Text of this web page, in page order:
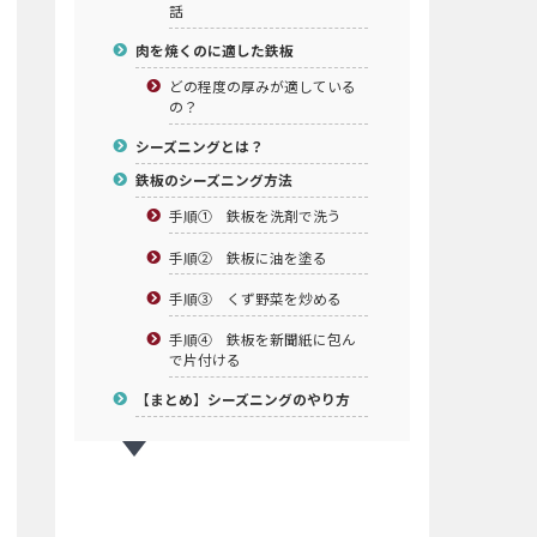
話
肉を焼くのに適した鉄板
どの程度の厚みが適している
の？
シーズニングとは？
鉄板のシーズニング方法
手順① 鉄板を洗剤で洗う
手順② 鉄板に油を塗る
手順③ くず野菜を炒める
手順④ 鉄板を新聞紙に包ん
で片付ける
【まとめ】シーズニングのやり方